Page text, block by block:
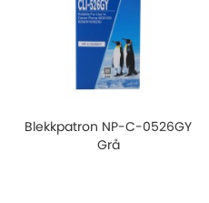
Blekkpatron NP-C-0526GY
Grå